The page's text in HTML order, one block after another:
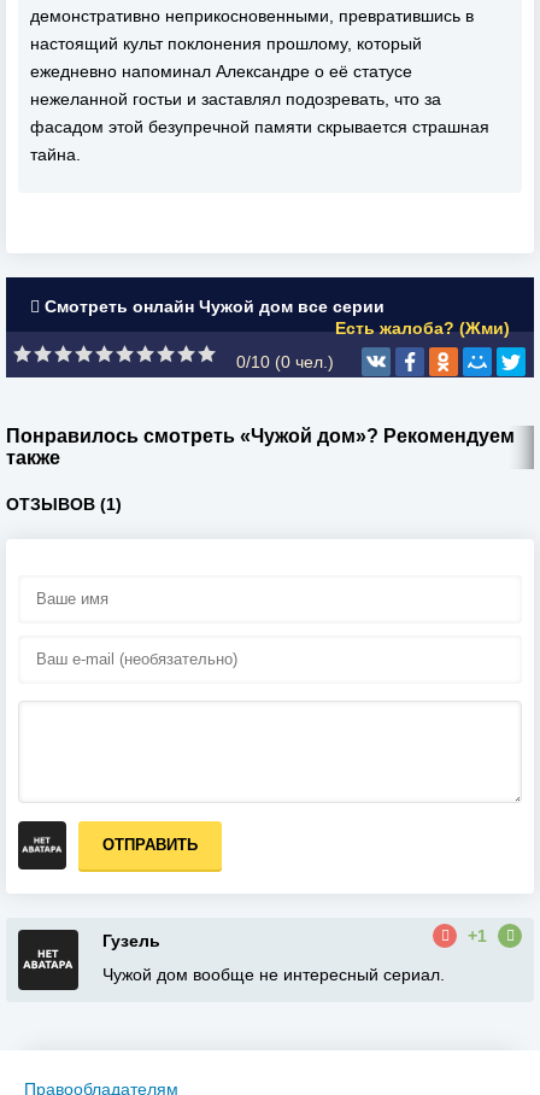
демонстративно неприкосновенными, превратившись в
настоящий культ поклонения прошлому, который
ежедневно напоминал Александре о её статусе
нежеланной гостьи и заставлял подозревать, что за
фасадом этой безупречной памяти скрывается страшная
тайна.
Смотреть онлайн Чужой дом все серии
Есть жалоба? (Жми)
0/10 (0 чел.)
Понравилось смотреть «Чужой дом»? Рекомендуем
также
ОТЗЫВОВ (1)
ОТПРАВИТЬ
Гузель
+1
Чужой дом вообще не интересный сериал.
Правообладателям